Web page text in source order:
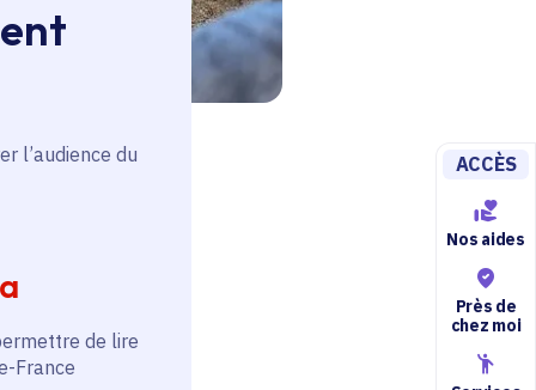
l’audience du
de lire
France
ACCÈS
Nos aides
Près de
chez moi
© Laure Chapalain
forêt de